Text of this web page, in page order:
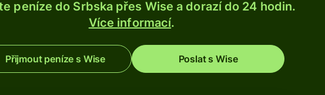
peníze do Srbska přes Wise a dorazí do 24 hodin.
Více informací.
Přijmout peníze s Wise Poslat s Wise